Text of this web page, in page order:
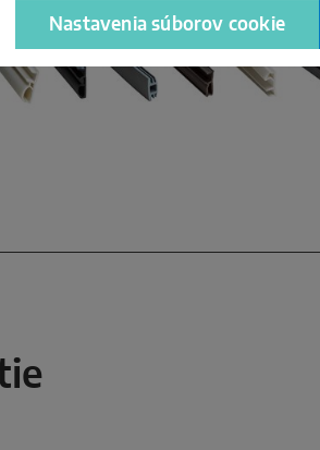
Nastavenia súborov cookie